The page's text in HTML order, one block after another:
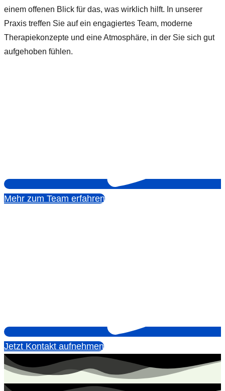
einem offenen Blick für das, was wirklich hilft. In unserer
Praxis treffen Sie auf ein engagiertes Team, moderne
Therapiekonzepte und eine Atmosphäre, in der Sie sich gut
aufgehoben fühlen.
Mehr zum Team erfahren
Jetzt Kontakt aufnehmen